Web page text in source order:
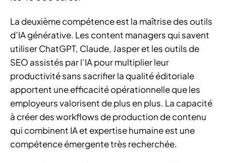
La deuxième compétence est la maîtrise des outils
d’IA générative. Les content managers qui savent
utiliser ChatGPT, Claude, Jasper et les outils de
SEO assistés par l’IA pour multiplier leur
productivité sans sacrifier la qualité éditoriale
apportent une efficacité opérationnelle que les
employeurs valorisent de plus en plus. La capacité
à créer des workflows de production de contenu
qui combinent IA et expertise humaine est une
compétence émergente très recherchée.